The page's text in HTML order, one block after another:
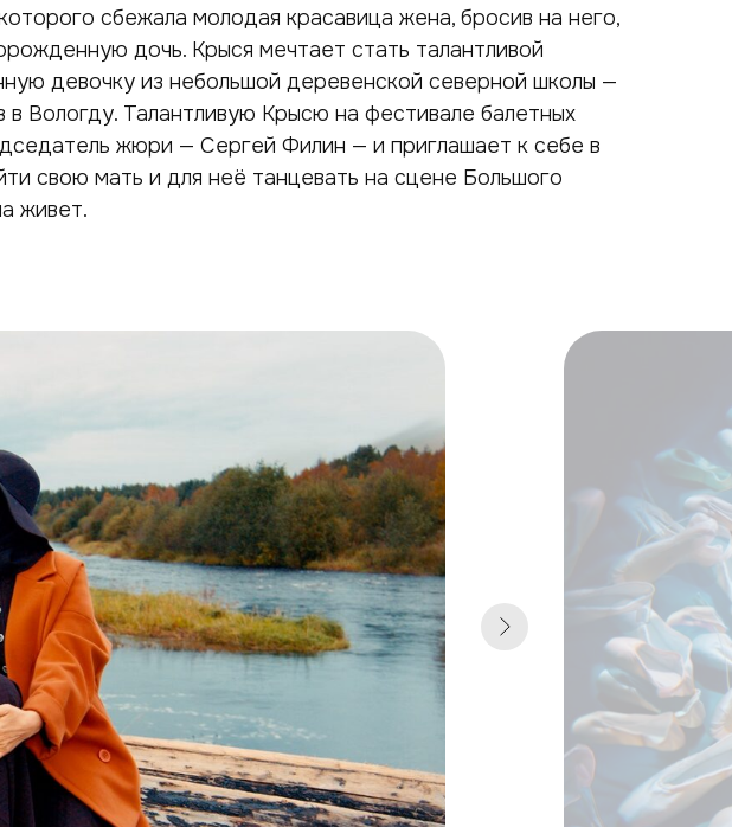
сбежала молодая красавица жена, бросив на него,
дочь. Крыся мечтает стать талантливой
девочку из небольшой деревенской северной школы —
в Вологду. Талантливую Крысю на фестивале балетных
жюри — Сергей Филин — и приглашает к себе в
свою мать и для неё танцевать на сцене Большого
живет.